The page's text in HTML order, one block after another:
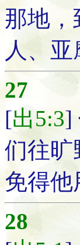
那地，
人、
27
[出5:3]
们往
免得他
28